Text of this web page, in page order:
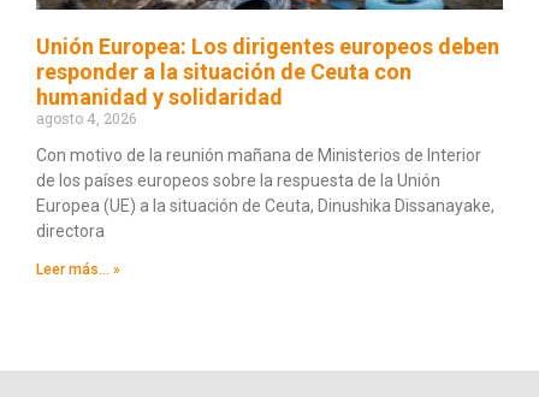
Unión Europea: Los dirigentes europeos deben
responder a la situación de Ceuta con
humanidad y solidaridad
agosto 4, 2026
Con motivo de la reunión mañana de Ministerios de Interior
de los países europeos sobre la respuesta de la Unión
Europea (UE) a la situación de Ceuta, Dinushika Dissanayake,
directora
Leer más... »